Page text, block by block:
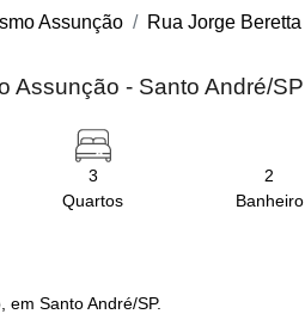
Assunção Rua Jorge Beretta
Assunção - Santo André/SP
3
Quartos
2
Banheiro
Santo André/SP.